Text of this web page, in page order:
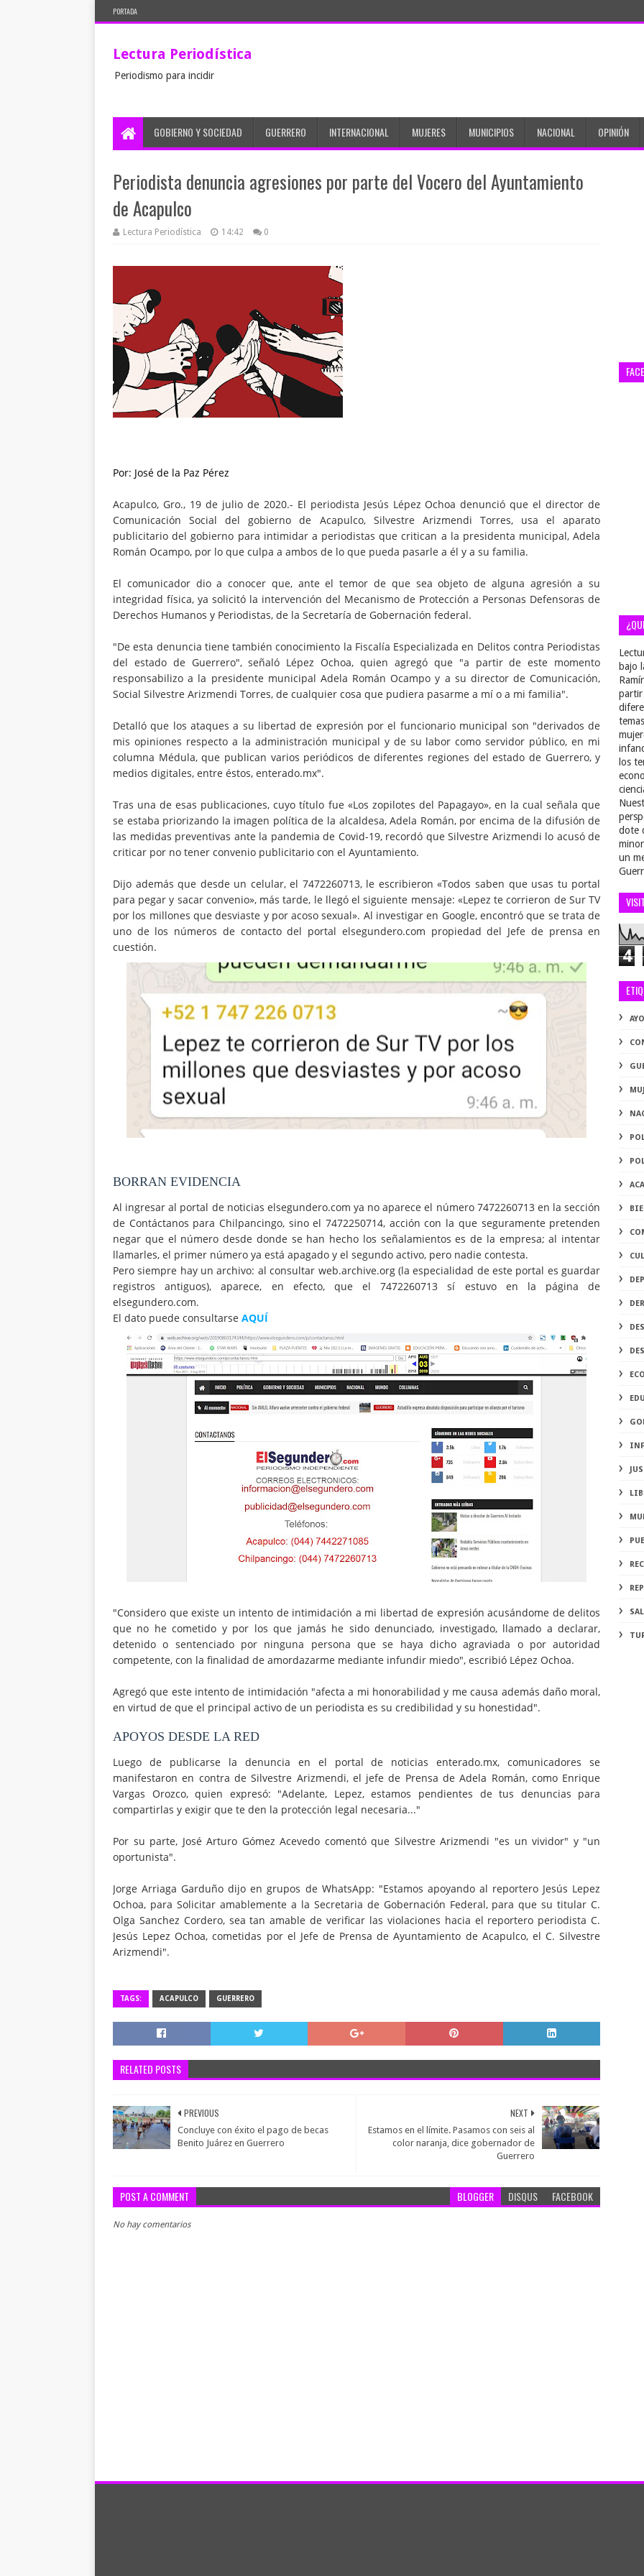
PORTADA
Lectura Periodística
Periodismo para incidir
GOBIERNO Y SOCIEDAD GUERRERO INTERNACIONAL MUJERES MUNICIPIOS NACIONAL OPINIÓN
Periodista denuncia agresiones por parte del Vocero del Ayuntamiento
de Acapulco
Lectura Periodística 14:42 0
Por: José de la Paz Pérez
Acapulco, Gro., 19 de julio de 2020.- El periodista Jesús Lépez Ochoa denunció que el director de
Comunicación Social del gobierno de Acapulco, Silvestre Arizmendi Torres, usa el aparato
publicitario del gobierno para intimidar a periodistas que critican a la presidenta municipal, Adela
Román Ocampo, por lo que culpa a ambos de lo que pueda pasarle a él y a su familia.
El comunicador dio a conocer que, ante el temor de que sea objeto de alguna agresión a su
integridad física, ya solicitó la intervención del Mecanismo de Protección a Personas Defensoras de
Derechos Humanos y Periodistas, de la Secretaría de Gobernación federal.
"De esta denuncia tiene también conocimiento la Fiscalía Especializada en Delitos contra Periodistas
del estado de Guerrero", señaló Lépez Ochoa, quien agregó que "a partir de este momento
responsabilizo a la presidente municipal Adela Román Ocampo y a su director de Comunicación,
Social Silvestre Arizmendi Torres, de cualquier cosa que pudiera pasarme a mí o a mi familia".
Detalló que los ataques a su libertad de expresión por el funcionario municipal son "derivados de
mis opiniones respecto a la administración municipal y de su labor como servidor público, en mi
columna Médula, que publican varios periódicos de diferentes regiones del estado de Guerrero, y
medios digitales, entre éstos, enterado.mx".
Tras una de esas publicaciones, cuyo título fue «Los zopilotes del Papagayo», en la cual señala que
se estaba priorizando la imagen política de la alcaldesa, Adela Román, por encima de la difusión de
las medidas preventivas ante la pandemia de Covid-19, recordó que Silvestre Arizmendi lo acusó de
criticar por no tener convenio publicitario con el Ayuntamiento.
Dijo además que desde un celular, el 7472260713, le escribieron «Todos saben que usas tu portal
para pegar y sacar convenio», más tarde, le llegó el siguiente mensaje: «Lepez te corrieron de Sur TV
por los millones que desviaste y por acoso sexual». Al investigar en Google, encontró que se trata de
uno de los números de contacto del portal elsegundero.com propiedad del Jefe de prensa en
cuestión.
BORRAN EVIDENCIA
Al ingresar al portal de noticias elsegundero.com ya no aparece el número 7472260713 en la sección
de Contáctanos para Chilpancingo, sino el 7472250714, acción con la que seguramente pretenden
negar que el número desde donde se han hecho los señalamientos es de la empresa; al intentar
llamarles, el primer número ya está apagado y el segundo activo, pero nadie contesta.
Pero siempre hay un archivo: al consultar web.archive.org (la especialidad de este portal es guardar
registros antiguos), aparece, en efecto, que el 7472260713 sí estuvo en la página de
elsegundero.com.
El dato puede consultarse AQUÍ
"Considero que existe un intento de intimidación a mi libertad de expresión acusándome de delitos
que no he cometido y por los que jamás he sido denunciado, investigado, llamado a declarar,
detenido o sentenciado por ninguna persona que se haya dicho agraviada o por autoridad
competente, con la finalidad de amordazarme mediante infundir miedo", escribió Lépez Ochoa.
Agregó que este intento de intimidación "afecta a mi honorabilidad y me causa además daño moral,
en virtud de que el principal activo de un periodista es su credibilidad y su honestidad".
APOYOS DESDE LA RED
Luego de publicarse la denuncia en el portal de noticias enterado.mx, comunicadores se
manifestaron en contra de Silvestre Arizmendi, el jefe de Prensa de Adela Román, como Enrique
Vargas Orozco, quien expresó: "Adelante, Lepez, estamos pendientes de tus denuncias para
compartirlas y exigir que te den la protección legal necesaria..."
Por su parte, José Arturo Gómez Acevedo comentó que Silvestre Arizmendi "es un vividor" y "un
oportunista".
Jorge Arriaga Garduño dijo en grupos de WhatsApp: "Estamos apoyando al reportero Jesús Lepez
Ochoa, para Solicitar amablemente a la Secretaria de Gobernación Federal, para que su titular C.
Olga Sanchez Cordero, sea tan amable de verificar las violaciones hacia el reportero periodista C.
Jesús Lepez Ochoa, cometidas por el Jefe de Prensa de Ayuntamiento de Acapulco, el C. Silvestre
Arizmendi".
TAGS: ACAPULCO GUERRERO
RELATED POSTS
NEXT
Estamos en el límite. Pasamos con seis al
color naranja, dice gobernador de
Guerrero
PREVIOUS
Concluye con éxito el pago de becas
Benito Juárez en Guerrero
POST A COMMENT BLOGGER DISQUS FACEBOOK
No hay comentarios
bajo
partir
los
dote
un
4